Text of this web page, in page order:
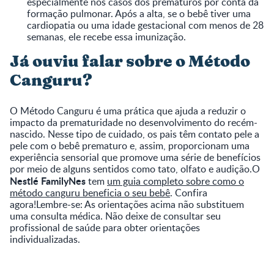
formação pulmonar. Após a alta, se o bebê tiver uma
cardiopatia ou uma idade gestacional com menos de 28
semanas, ele recebe essa imunização.
Já ouviu falar sobre o Método
Canguru?
O Método Canguru é uma prática que ajuda a reduzir o
impacto da prematuridade no desenvolvimento do recém-
nascido. Nesse tipo de cuidado, os pais têm contato pele a
pele com o bebê prematuro e, assim, proporcionam uma
experiência sensorial que promove uma série de benefícios
por meio de alguns sentidos como tato, olfato e audição.O
Nestlé FamilyNestem um guia completo sobre como o
método canguru beneficia o seu bebê. Confira
agora!Lembre-se: As orientações acima não substituem
uma consulta médica. Não deixe de consultar seu
profissional de saúde para obter orientações
individualizadas.